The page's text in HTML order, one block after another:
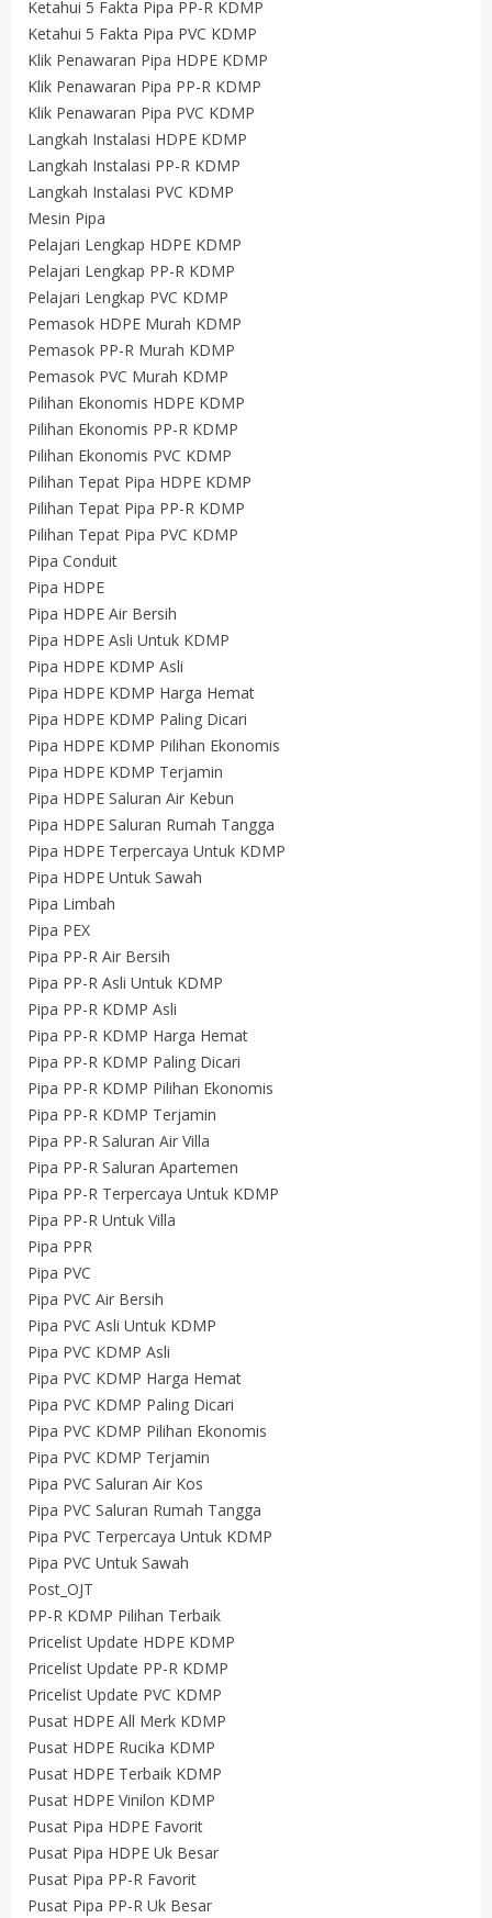
Ketahui 5 Fakta Pipa PP-R KDMP
Ketahui 5 Fakta Pipa PVC KDMP
Klik Penawaran Pipa HDPE KDMP
Klik Penawaran Pipa PP-R KDMP
Klik Penawaran Pipa PVC KDMP
Langkah Instalasi HDPE KDMP
Langkah Instalasi PP-R KDMP
Langkah Instalasi PVC KDMP
Mesin Pipa
Pelajari Lengkap HDPE KDMP
Pelajari Lengkap PP-R KDMP
Pelajari Lengkap PVC KDMP
Pemasok HDPE Murah KDMP
Pemasok PP-R Murah KDMP
Pemasok PVC Murah KDMP
Pilihan Ekonomis HDPE KDMP
Pilihan Ekonomis PP-R KDMP
Pilihan Ekonomis PVC KDMP
Pilihan Tepat Pipa HDPE KDMP
Pilihan Tepat Pipa PP-R KDMP
Pilihan Tepat Pipa PVC KDMP
Pipa Conduit
Pipa HDPE
Pipa HDPE Air Bersih
Pipa HDPE Asli Untuk KDMP
Pipa HDPE KDMP Asli
Pipa HDPE KDMP Harga Hemat
Pipa HDPE KDMP Paling Dicari
Pipa HDPE KDMP Pilihan Ekonomis
Pipa HDPE KDMP Terjamin
Pipa HDPE Saluran Air Kebun
Pipa HDPE Saluran Rumah Tangga
Pipa HDPE Terpercaya Untuk KDMP
Pipa HDPE Untuk Sawah
Pipa Limbah
Pipa PEX
Pipa PP-R Air Bersih
Pipa PP-R Asli Untuk KDMP
Pipa PP-R KDMP Asli
Pipa PP-R KDMP Harga Hemat
Pipa PP-R KDMP Paling Dicari
Pipa PP-R KDMP Pilihan Ekonomis
Pipa PP-R KDMP Terjamin
Pipa PP-R Saluran Air Villa
Pipa PP-R Saluran Apartemen
Pipa PP-R Terpercaya Untuk KDMP
Pipa PP-R Untuk Villa
Pipa PPR
Pipa PVC
Pipa PVC Air Bersih
Pipa PVC Asli Untuk KDMP
Pipa PVC KDMP Asli
Pipa PVC KDMP Harga Hemat
Pipa PVC KDMP Paling Dicari
Pipa PVC KDMP Pilihan Ekonomis
Pipa PVC KDMP Terjamin
Pipa PVC Saluran Air Kos
Pipa PVC Saluran Rumah Tangga
Pipa PVC Terpercaya Untuk KDMP
Pipa PVC Untuk Sawah
Post_OJT
PP-R KDMP Pilihan Terbaik
Pricelist Update HDPE KDMP
Pricelist Update PP-R KDMP
Pricelist Update PVC KDMP
Pusat HDPE All Merk KDMP
Pusat HDPE Rucika KDMP
Pusat HDPE Terbaik KDMP
Pusat HDPE Vinilon KDMP
Pusat Pipa HDPE Favorit
Pusat Pipa HDPE Uk Besar
Pusat Pipa PP-R Favorit
Pusat Pipa PP-R Uk Besar